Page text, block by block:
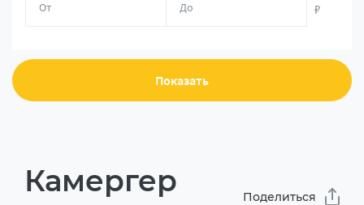
₽
Показать
Камергер Поделиться